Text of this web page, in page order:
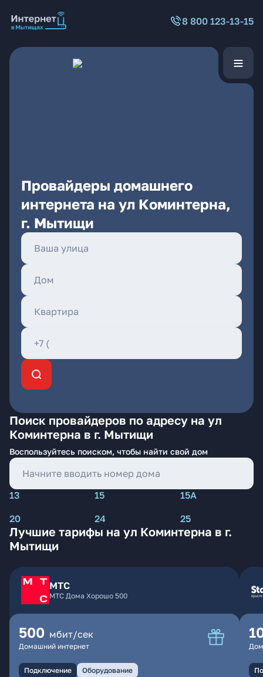
8 800 123-13-15
Провайдеры домашнего
интернета на ул Коминтерна,
г. Мытищи
Поиск провайдеров по адресу на ул
Коминтерна в г. Мытищи
Воспользуйтесь поиском, чтобы найти свой дом
13 15
15А
20
24 25
Лучшие тарифы на ул Коминтерна в г.
Мытищи
МТС
МТС Дома Хорошо 500
500 мбит/сек
Домашний интернет
Подключение Оборудование